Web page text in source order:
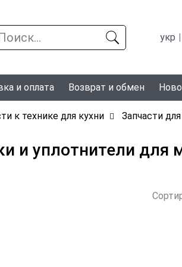
укр
и оплата Возврат и обмен
к технике для кухни Запчасти
и уплотнители для